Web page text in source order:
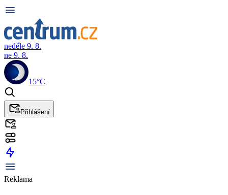
neděle 9. 8.
ne 9. 8.
15°C
Přihlášení
Reklama